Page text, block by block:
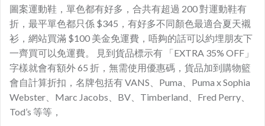
圖案運動鞋，單色都有好多，合共有超過 200 對運動鞋有
折，最平單色都只係 $345，有好多不同顏色最適合夏天襯
衫，網站買滿 $100 美金免運費，唔夠的話可以約埋朋友下
一齊買可以免運費。 見到貨品標示有 「EXTRA 35% OFF」
字樣就會有額外 65 折，無需使用優惠碼，貨品加到購物籃
會自計算折扣，名牌包括有 VANS、Puma、Puma x Sophia
Webster、Marc Jacobs、BV、Timberland、Fred Perry、
Tod’s 等等，